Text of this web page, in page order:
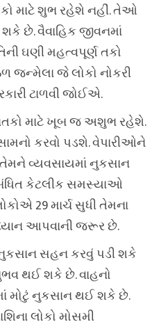
માટે શુભ રહેશે નહીં. તેઓ
છે. વૈવાહિક જીવનમાં
ઘણી મહત્વપૂર્ણ તકો
જન્મેલા જે લોકો નોકરી
ટાળવી જોઈએ.
માટે ખૂબ જ અશુભ રહેશે.
કરવો પડશે. વેપારીઓને
વ્યવસાયમાં નુકસાન
કેટલીક સમસ્યાઓ
29 માર્ચ સુધી તેમના
આપવાની જરૂર છે.
નુકસાન સહન કરવું પડી શકે
થઈ શકે છે. વાહનો
મોટું નુકસાન થઈ શકે છે.
લોકો મોસમી